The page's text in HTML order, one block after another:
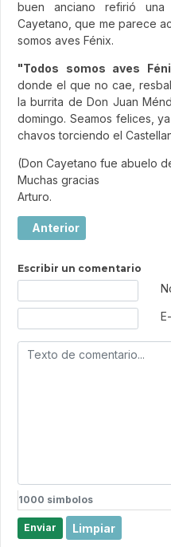
buen anciano refirió
Cayetano, que me parece
somos aves Fénix.
"Todos somos aves
donde el que no cae,
la burrita de Don Juan
domingo. Seamos felices,
chavos torciendo el
(Don Cayetano fue abuelo
Muchas gracias
Arturo.
Artículo anterior:
Anterior
Escribir un comentario
1000 simbolos
Enviar Limpiar